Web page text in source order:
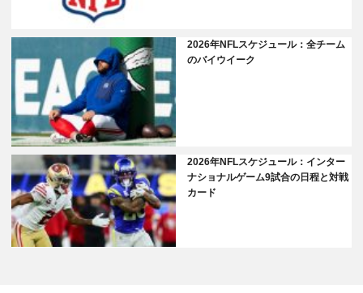
2026年NFLスケジュール：全チーム
のバイウイーク
2026年NFLスケジュール：インター
ナショナルゲーム9試合の日程と対戦
カード